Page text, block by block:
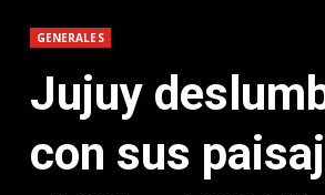
GENERALES
Jujuy
con sus